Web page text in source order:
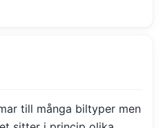
till många biltyper men